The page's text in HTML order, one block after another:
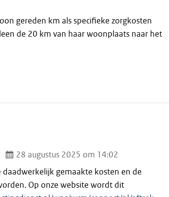
gereden km als specifieke zorgkosten
de 20 km van haar woonplaats naar het
28 augustus 2025 om 14:02
gemaakte kosten en de
Op onze website wordt dit